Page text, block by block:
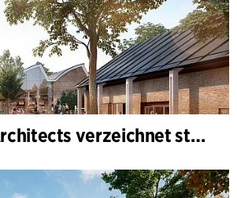
C.F. Møller Architects verzeichnet starkes Ergebnis im Geschäftsjahr 2025